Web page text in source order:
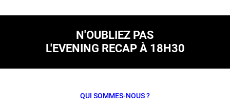
N'OUBLIEZ PAS
L'EVENING RECAP À 18H30
QUI SOMMES-NOUS ?